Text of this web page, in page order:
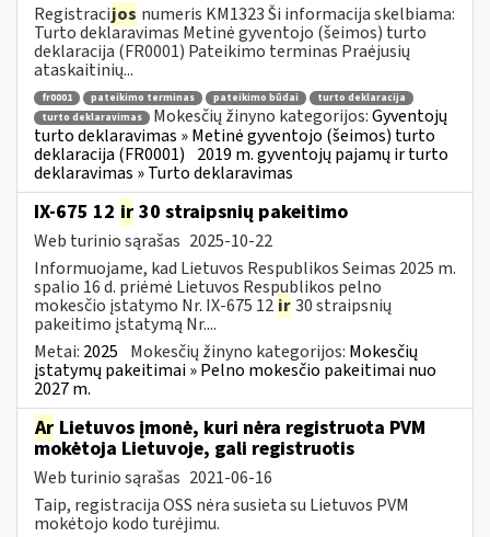
Registracijos numeris KM1323 Ši informacija skelbiama:
Turto deklaravimas Metinė gyventojo (šeimos) turto
deklaracija (FR0001) Pateikimo terminas Praėjusių
ataskaitinių...
fr0001 pateikimo terminas pateikimo būdai
turto deklaracija
turto deklaravimas
Mokesčių žinyno kategorijos:Gyventojų
turto deklaravimas » Metinė gyventojo (šeimos) turto
deklaracija (FR0001) 2019 m. gyventojų pajamų ir turto
deklaravimas » Turto deklaravimas
IX-675 12 ir 30 straipsnių pakeitimo
Web turinio sąrašas 2025-10-22
Informuojame, kad Lietuvos Respublikos Seimas 2025 m.
spalio 16 d. priėmė Lietuvos Respublikos pelno
mokesčio įstatymo Nr. IX-675 12 ir30 straipsnių
pakeitimo įstatymą Nr....
Metai: 2025 Mokesčių žinyno kategorijos: Mokesčių
įstatymų pakeitimai » Pelno mokesčio pakeitimai nuo
2027 m.
Ar Lietuvos įmonė, kuri nėra registruota PVM
mokėtoja Lietuvoje, gali registruotis
Web turinio sąrašas 2021-06-16
Taip, registracija OSS nėra susieta su Lietuvos PVM
mokėtojo kodo turėjimu.